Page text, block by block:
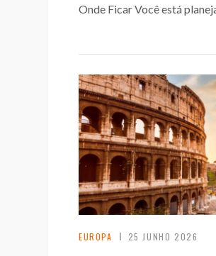
Onde Ficar Você está
EUROPA 25 JUNHO 2026